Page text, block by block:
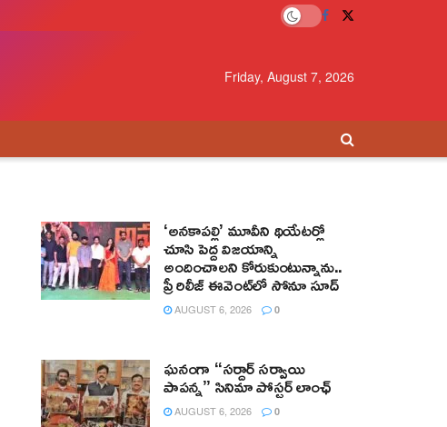
Friday, August 7, 2026
‘అనకాపల్లి’ మూవీని థియేటర్లో
చూసి పెద్ద విజయాన్ని
అందించాలని కోరుకుంటున్నాను..
ప్రీ రిలీజ్ ఈవెంట్‌లో సోనూ సూద్
AUGUST 6, 2026 0
ఘనంగా “సర్దార్ సర్వాయి
పాపన్న” సినిమా పోస్టర్ లాంఛ్
AUGUST 6, 2026 0